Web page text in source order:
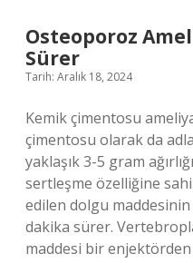
Osteoporoz
Sürer
Tarih: Aralık 18, 2024
Kemik çimentosu
çimentosu olarak da
yaklaşık 3-5 gram
sertleşme özelliğine
edilen dolgu maddesinin
dakika sürer.
maddesi bir